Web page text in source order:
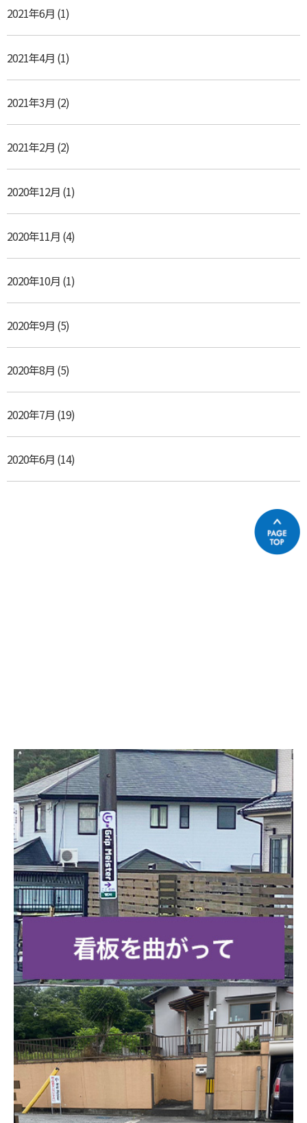
2021年6月 (1)
2021年4月 (1)
2021年3月 (2)
2021年2月 (2)
2020年12月 (1)
2020年11月 (4)
2020年10月 (1)
2020年9月 (5)
2020年8月 (5)
2020年7月 (19)
2020年6月 (14)